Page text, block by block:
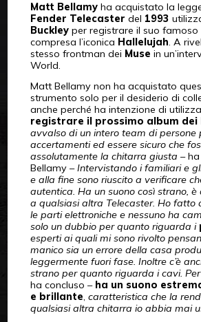
Matt Bellamyha acquistato la
Fender Telecaster del 1993
Buckleyper registrare il suo famoso
compresa l’iconica Hallelujah. A
stesso frontman dei Muse in
World.
Matt Bellamy non ha acquistato
strumento solo per il desiderio di
anche perché ha intenzione di
registrare il prossimo album dei
avvalso di un intero team di persone
accertamenti ed essere sicuro che
assolutamente la chitarra giusta –
Bellamy –Intervistando i familiari e
e alla fine sono riuscito a verificare
autentica. Ha un suono così strano,
a qualsiasi altra Telecaster. Ho fatto
le parti elettroniche e nessuno ha
solo un dubbio per quanto riguarda i
esperti ai quali mi sono rivolto
manico sia un errore della casa
leggermente fuori fase. Inoltre c’è
strano per quanto riguarda i cavi.
ha concluso – ha un suono
e brillante, caratteristica che la
qualsiasi altra chitarra io abbia mai